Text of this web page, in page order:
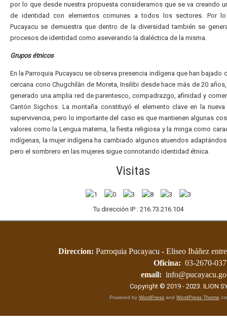
por lo que desde nuestra propuesta consideramos que se va creando
de identidad con elementos comunes a todos los sectores. Por
Pucayacu se demuestra que dentro de la diversidad también se
procesos de identidad como aseverando la dialéctica de la misma.
Grupos étnicos
En la Parroquia Pucayacu se observa presencia indígena que han bajado
cercana cono Chugchilàn de Moreta, Insilibi desde hace más de 20
generado una amplia red de parentesco, compadrazgo, afinidad y
Cantón Sigchos. La montaña constituyó el elemento clave en la
supervivencia, pero lo importante del caso es que mantienen algunas
valores como la Lengua materna, la fiesta religiosa y la minga como
indígenas, la mujer indígena ha cambiado algunos atuendos
pero el sombrero en las mujeres sigue connotando identidad étnica.
Visitas
Tu dirección IP : 216.73.216.104
Direccion: Parroquia Pucayacu - Eliseo Ibáñez
Oficina: 03-2670-037
email:
Copyright © 2019 - 2023. ILION
Powered by WordPress and WordPress Theme